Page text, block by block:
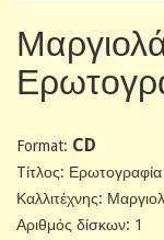
Format: CD
Tίτλος: Ερωτογραφία
Καλλιτέχνης:
Αριθμός δίσκων: 1